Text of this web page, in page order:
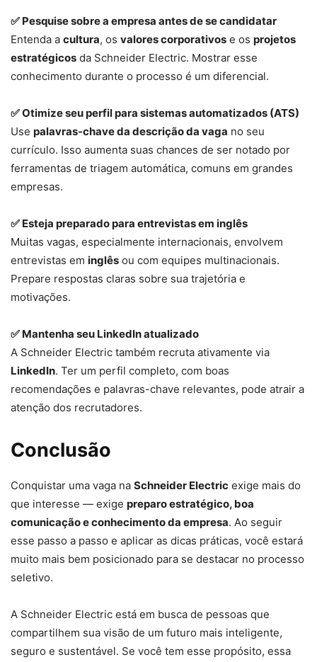
✅ Pesquise sobre a empresa antes de se candidatar
Entenda a cultura, os valores corporativos e os projetos
estratégicos da Schneider Electric. Mostrar esse
conhecimento durante o processo é um diferencial.
✅ Otimize seu perfil para sistemas automatizados (ATS)
Use palavras-chave da descrição da vaga no seu
currículo. Isso aumenta suas chances de ser notado por
ferramentas de triagem automática, comuns em grandes
empresas.
✅ Esteja preparado para entrevistas em inglês
Muitas vagas, especialmente internacionais, envolvem
entrevistas em inglês ou com equipes multinacionais.
Prepare respostas claras sobre sua trajetória e
motivações.
✅ Mantenha seu LinkedIn atualizado
A Schneider Electric também recruta ativamente via
LinkedIn. Ter um perfil completo, com boas
recomendações e palavras-chave relevantes, pode atrair a
atenção dos recrutadores.
Conclusão
Conquistar uma vaga na Schneider Electric exige mais do
que interesse — exige preparo estratégico, boa
comunicação e conhecimento da empresa. Ao seguir
esse passo a passo e aplicar as dicas práticas, você estará
muito mais bem posicionado para se destacar no processo
seletivo.
A Schneider Electric está em busca de pessoas que
compartilhem sua visão de um futuro mais inteligente,
seguro e sustentável. Se você tem esse propósito, essa